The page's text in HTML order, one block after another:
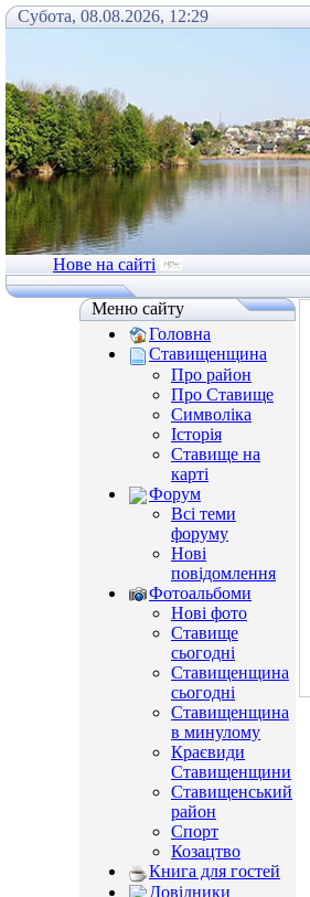
Субота, 08.08.2026, 12:29
Нове на сайті
Меню сайту
Головна
Ставищенщина
Про район
Про Ставище
Символіка
Історія
Ставище на
карті
Форум
Всі теми
форуму
Нові
повідомлення
Фотоальбоми
Нові фото
Ставище
сьогодні
Ставищенщина
сьогодні
Ставищенщина
в минулому
Краєвиди
Ставищенщини
Ставищенський
район
Спорт
Козацтво
Книга для гостей
Довідники